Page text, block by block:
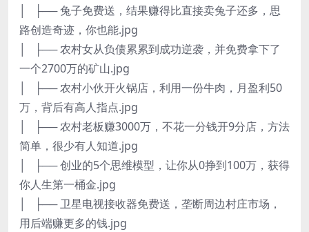
│ ├── 兔子免费送，结果赚得比直接卖兔子还多，思
路创造奇迹，你也能.jpg
│ ├── 农村女从负债累累到成功逆袭，并免费拿下了
一个2700万的矿山.jpg
│ ├── 农村小伙开火锅店，利用一份牛肉，月盈利50
万，背后有高人指点.jpg
│ ├── 农村老板赚3000万，不花一分钱开9分店，方法
简单，很少有人知道.jpg
│ ├── 创业的5个思维模型，让你从0挣到100万，获得
你人生第一桶金.jpg
│ ├── 卫星电视接收器免费送，垄断周边村庄市场，
用后端赚更多的钱.jpg